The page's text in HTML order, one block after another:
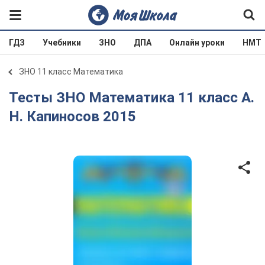
ГДЗ Учебники ЗНО ДПА Онлайн уроки НМТ
ЗНО 11 класс Математика
Тесты ЗНО Математика 11 класс А.
Н. Капиносов 2015